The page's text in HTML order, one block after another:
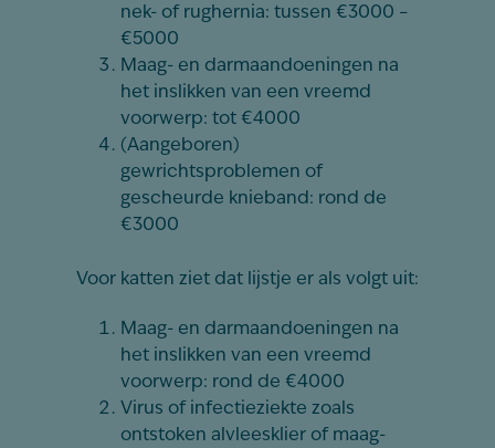
nek- of rughernia: tussen €3000 –
€5000
Maag- en darmaandoeningen na
het inslikken van een vreemd
voorwerp: tot €4000
(Aangeboren)
gewrichtsproblemen of
gescheurde knieband: rond de
€3000
Voor katten ziet dat lijstje er als volgt uit:
Maag- en darmaandoeningen na
het inslikken van een vreemd
voorwerp: rond de €4000
Virus of infectieziekte zoals
ontstoken alvleesklier of maag-